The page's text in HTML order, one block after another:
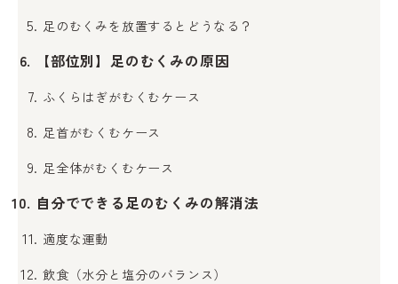
足のむくみを放置するとどうなる？
【部位別】足のむくみの原因
ふくらはぎがむくむケース
足首がむくむケース
足全体がむくむケース
自分でできる足のむくみの解消法
適度な運動
飲食（水分と塩分のバランス）